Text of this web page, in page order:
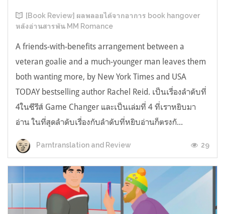
[Book Review] ผลพลอยได้จากอาการ book hangover
หลังอ่านสารพัน MM Romance
A friends-with-benefits arrangement between a
veteran goalie and a much-younger man leaves them
both wanting more, by New York Times and USA
TODAY bestselling author Rachel Reid. เป็นเรื่องลำดับที่
4ในซีรีส์ Game Changer และเป็นเล่มที่ 4 ที่เราหยิบมา
อ่าน ในที่สุดลำดับเรื่องกับลำดับที่หยิบอ่านก็ตรงกั...
Parntranslation and Review 29